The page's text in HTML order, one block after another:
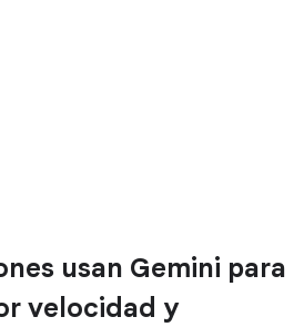
usan Gemini para
velocidad y